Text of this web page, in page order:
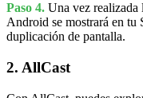
Paso 4. Una vez realizada
Android se mostrará en tu
duplicación de pantalla.
2. AllCast